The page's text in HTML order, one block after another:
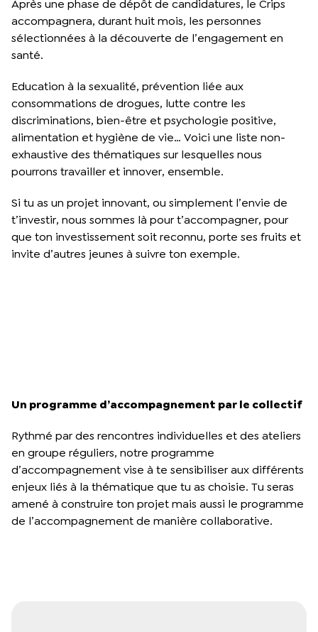
Après une phase de dépôt de candidatures, le Crips
accompagnera, durant huit mois, les personnes
sélectionnées à la découverte de l’engagement en
santé.
Education à la sexualité, prévention liée aux
consommations de drogues, lutte contre les
discriminations, bien-être et psychologie positive,
alimentation et hygiène de vie… Voici une liste non-
exhaustive des thématiques sur lesquelles nous
pourrons travailler et innover, ensemble.
Si tu as un projet innovant, ou simplement l’envie de
t’investir, nous sommes là pour t’accompagner, pour
que ton investissement soit reconnu, porte ses fruits et
invite d’autres jeunes à suivre ton exemple.
Un programme d’accompagnement par le collectif
Rythmé par des rencontres individuelles et des ateliers
en groupe réguliers, notre programme
d’accompagnement vise à te sensibiliser aux différents
enjeux liés à la thématique que tu as choisie. Tu seras
amené à construire ton projet mais aussi le programme
de l’accompagnement de manière collaborative.